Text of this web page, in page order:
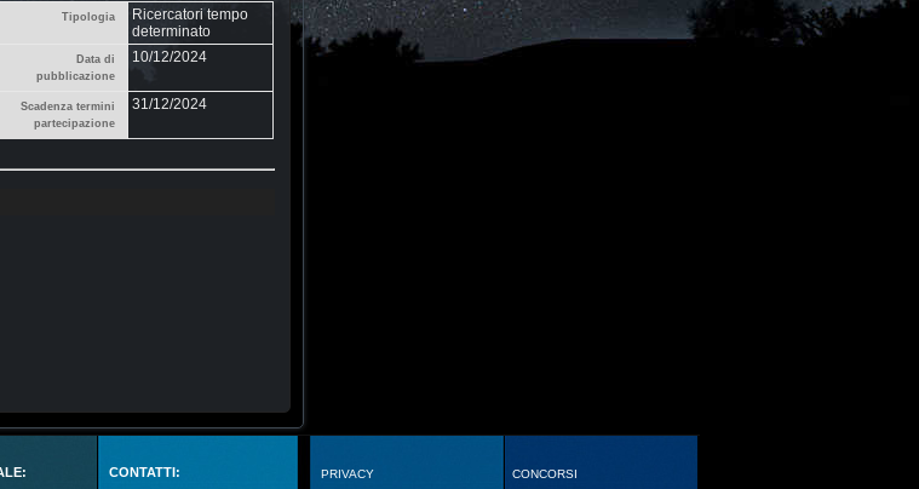
Tipologia
Ricercatori tempo
determinato
Data di
pubblicazione
10/12/2024
Scadenza termini
partecipazione
31/12/2024
CONTATTI: PRIVACY CONCORSI